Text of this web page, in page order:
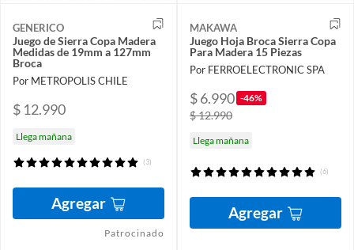
GENERICO
Juego de Sierra Copa Madera
Medidas de 19mm a 127mm
Broca
Por METROPOLIS CHILE
$ 12.990
Llega mañana
(3)
Agregar
Patrocinado
MAKAWA
Juego Hoja Broca Sierra Copa
Para Madera 15 Piezas
Por FERROELECTRONIC SPA
$ 6.990 -46%
$ 12.990
Llega mañana
(6)
Agregar